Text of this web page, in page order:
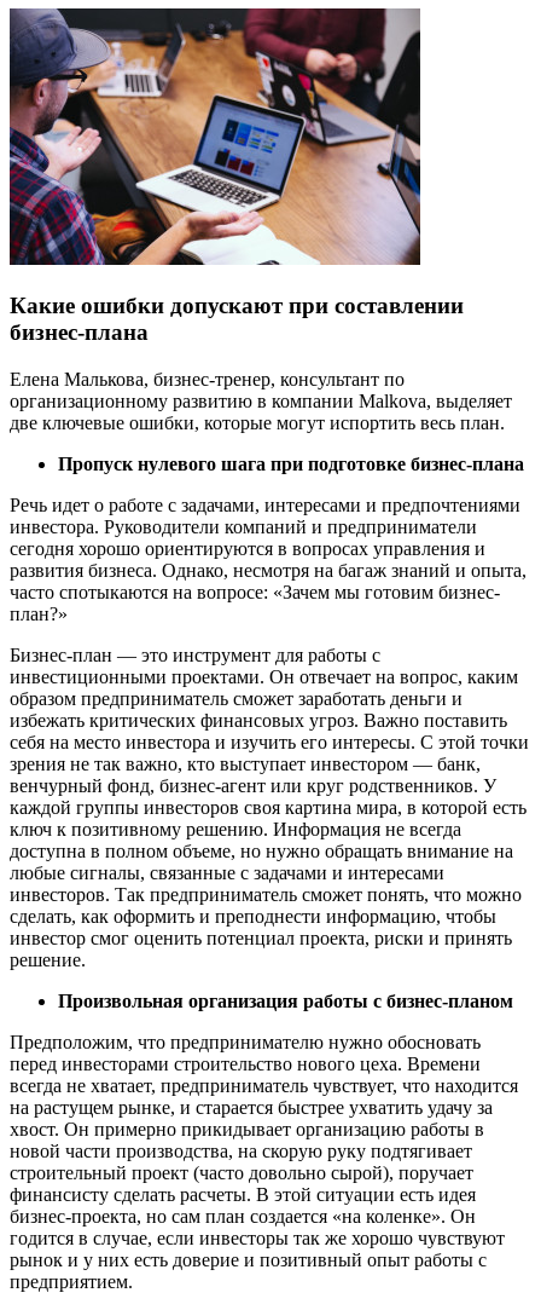
Какие ошибки допускают при составлении
бизнес-плана
Елена Малькова, бизнес-тренер, консультант по
организационному развитию в компании Malkova, выделяет
две ключевые ошибки, которые могут испортить весь план.
Пропуск нулевого шага при подготовке бизнес-плана
Речь идет о работе с задачами, интересами и предпочтениями
инвестора. Руководители компаний и предприниматели
сегодня хорошо ориентируются в вопросах управления и
развития бизнеса. Однако, несмотря на багаж знаний и опыта,
часто спотыкаются на вопросе: «Зачем мы готовим бизнес-
план?»
Бизнес-план — это инструмент для работы с
инвестиционными проектами. Он отвечает на вопрос, каким
образом предприниматель сможет заработать деньги и
избежать критических финансовых угроз. Важно поставить
себя на место инвестора и изучить его интересы. С этой точки
зрения не так важно, кто выступает инвестором — банк,
венчурный фонд, бизнес-агент или круг родственников. У
каждой группы инвесторов своя картина мира, в которой есть
ключ к позитивному решению. Информация не всегда
доступна в полном объеме, но нужно обращать внимание на
любые сигналы, связанные с задачами и интересами
инвесторов. Так предприниматель сможет понять, что можно
сделать, как оформить и преподнести информацию, чтобы
инвестор смог оценить потенциал проекта, риски и принять
решение.
Произвольная организация работы с бизнес-планом
Предположим, что предпринимателю нужно обосновать
перед инвесторами строительство нового цеха. Времени
всегда не хватает, предприниматель чувствует, что находится
на растущем рынке, и старается быстрее ухватить удачу за
хвост. Он примерно прикидывает организацию работы в
новой части производства, на скорую руку подтягивает
строительный проект (часто довольно сырой), поручает
финансисту сделать расчеты. В этой ситуации есть идея
бизнес-проекта, но сам план создается «на коленке». Он
годится в случае, если инвесторы так же хорошо чувствуют
рынок и у них есть доверие и позитивный опыт работы с
предприятием.